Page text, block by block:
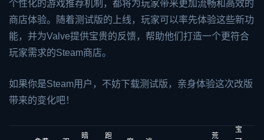
个性化的游戏推荐机制，都将为玩家带来更加流畅和高效的
商店体验。随着测试版的上线，玩家可以率先体验这些新功
能，并为Valve提供宝贵的反馈，帮助他们打造一个更符合
玩家需求的Steam商店。
如果你是Steam用户，不妨下载测试版，亲身体验这次改版
带来的变化吧！
暗
跑
荒
宝